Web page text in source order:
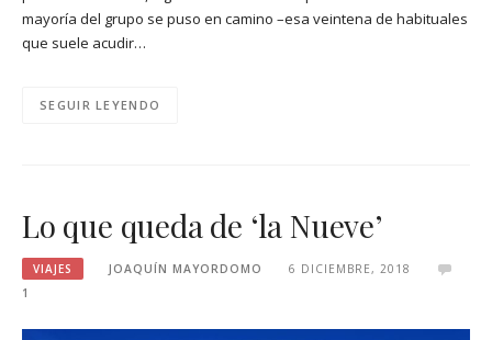
mayoría del grupo se puso en camino –esa veintena de habituales
que suele acudir…
SEGUIR LEYENDO
Lo que queda de ‘la Nueve’
VIAJES JOAQUÍN MAYORDOMO
6 DICIEMBRE, 2018
1